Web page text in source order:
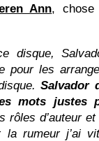
Ann,
disque,
pour les
Salvador
mots justes
rôles d’auteur
rumeur j’ai